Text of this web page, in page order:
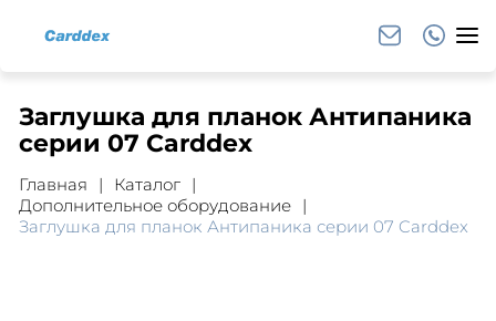
Заглушка для планок Антипаника
серии 07 Carddex
Главная
Каталог
Дополнительное оборудование
Заглушка для планок Антипаника серии 07 Carddex